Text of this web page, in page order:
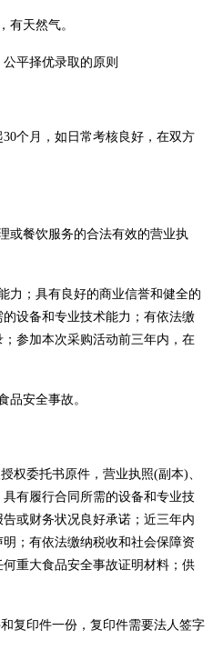
有天然气。
平择优录取的原则
30个月
，如日常考核良好，在双方
或餐饮服务的合法有效的营业执
力；具有良好的商业信誉和健全的
设备和专业技术能力；有依法缴
参加本次采购活动前三年内，在
品安全事故。
权委托书原件，营业执照(副本)、
有履行合同所需的设备和专业技
或财务状况良好承诺；近三年内
；有依法缴纳税收和社会保障资
重大食品安全事故证明材料；供
复印件一份，复印件需要法人签字